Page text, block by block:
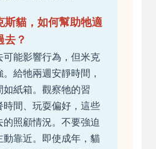
斯貓，如何幫助牠適
去？
可能影響行為，但米克
給牠兩週安靜時間，
如紙箱。觀察牠的習
時間、玩耍偏好，這些
的照顧情況。不要強迫
動靠近。即使成年，貓